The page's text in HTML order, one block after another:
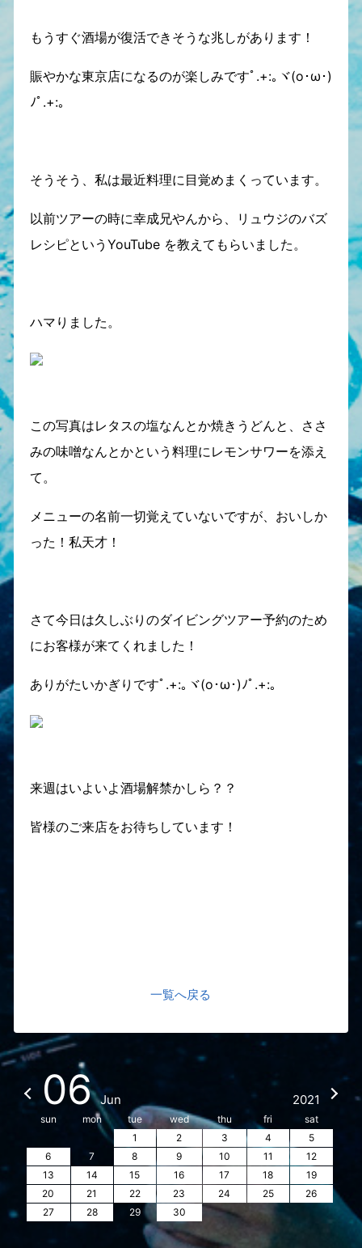
もうすぐ酒場が復活できそうな兆しがあります！
賑やかな東京店になるのが楽しみですﾟ.+:｡ヾ(o･ω･)
ﾉﾟ.+:｡
そうそう、私は最近料理に目覚めまくっています。
以前ツアーの時に幸成兄やんから、リュウジのバズ
レシピというYouTube を教えてもらいました。
ハマりました。
この写真はレタスの塩なんとか焼きうどんと、ささ
みの味噌なんとかという料理にレモンサワーを添え
て。
メニューの名前一切覚えていないですが、おいしか
った！私天才！
さて今日は久しぶりのダイビングツアー予約のため
にお客様が来てくれました！
ありがたいかぎりですﾟ.+:｡ヾ(o･ω･)ﾉﾟ.+:｡
来週はいよいよ酒場解禁かしら？？
皆様のご来店をお待ちしています！
一覧へ戻る
06 Jun 2021
sun mon tue wed thu fri
sat
1
2 3 4
5
6
7 8 9 10 11
12
13
14 15 16 17 18
19
20
21 22 23 24 25
26
27
28 29 30